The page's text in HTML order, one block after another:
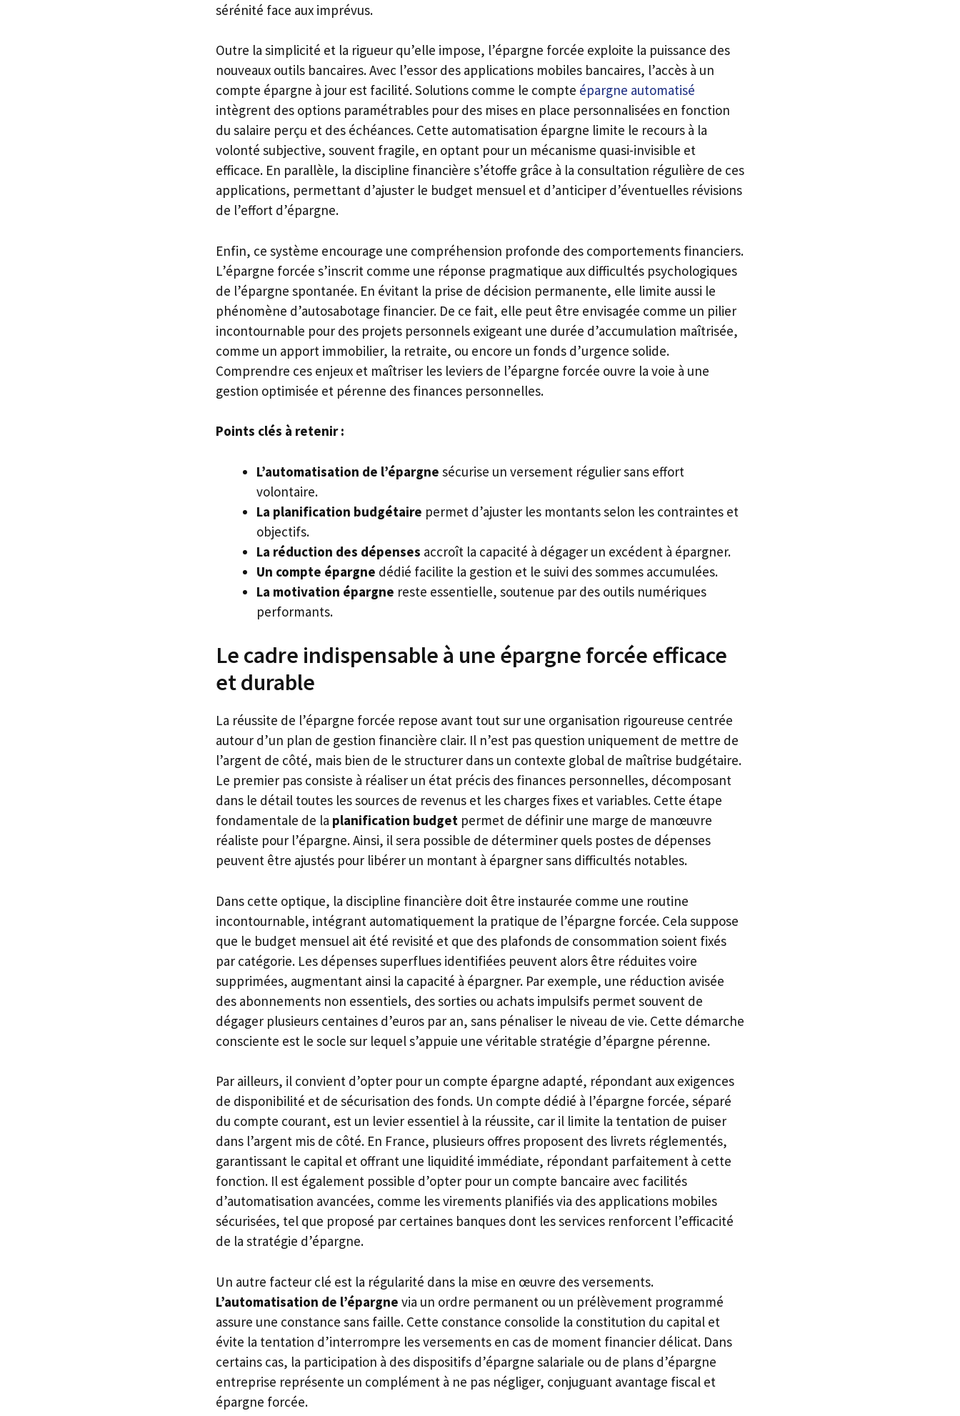
sérénité face aux imprévus.
Outre la simplicité et la rigueur qu’elle impose, l’épargne forcée exploite la puissance des
nouveaux outils bancaires. Avec l’essor des applications mobiles bancaires, l’accès à un
compte épargne à jour est facilité. Solutions comme le compte épargne automatisé
intègrent des options paramétrables pour des mises en place personnalisées en fonction
du salaire perçu et des échéances. Cette automatisation épargne limite le recours à la
volonté subjective, souvent fragile, en optant pour un mécanisme quasi-invisible et
efficace. En parallèle, la discipline financière s’étoffe grâce à la consultation régulière de ces
applications, permettant d’ajuster le budget mensuel et d’anticiper d’éventuelles révisions
de l’effort d’épargne.
Enfin, ce système encourage une compréhension profonde des comportements financiers.
L’épargne forcée s’inscrit comme une réponse pragmatique aux difficultés psychologiques
de l’épargne spontanée. En évitant la prise de décision permanente, elle limite aussi le
phénomène d’autosabotage financier. De ce fait, elle peut être envisagée comme un pilier
incontournable pour des projets personnels exigeant une durée d’accumulation maîtrisée,
comme un apport immobilier, la retraite, ou encore un fonds d’urgence solide.
Comprendre ces enjeux et maîtriser les leviers de l’épargne forcée ouvre la voie à une
gestion optimisée et pérenne des finances personnelles.
Points clés à retenir :
L’automatisation de l’épargne sécurise un versement régulier sans effort
volontaire.
La planification budgétaire permet d’ajuster les montants selon les contraintes et
objectifs.
La réduction des dépenses accroît la capacité à dégager un excédent à épargner.
Un compte épargne dédié facilite la gestion et le suivi des sommes accumulées.
La motivation épargne reste essentielle, soutenue par des outils numériques
performants.
Le cadre indispensable à une épargne forcée efficace
et durable
La réussite de l’épargne forcée repose avant tout sur une organisation rigoureuse centrée
autour d’un plan de gestion financière clair. Il n’est pas question uniquement de mettre de
l’argent de côté, mais bien de le structurer dans un contexte global de maîtrise budgétaire.
Le premier pas consiste à réaliser un état précis des finances personnelles, décomposant
dans le détail toutes les sources de revenus et les charges fixes et variables. Cette étape
fondamentale de la planification budget permet de définir une marge de manœuvre
réaliste pour l’épargne. Ainsi, il sera possible de déterminer quels postes de dépenses
peuvent être ajustés pour libérer un montant à épargner sans difficultés notables.
Dans cette optique, la discipline financière doit être instaurée comme une routine
incontournable, intégrant automatiquement la pratique de l’épargne forcée. Cela suppose
que le budget mensuel ait été revisité et que des plafonds de consommation soient fixés
par catégorie. Les dépenses superflues identifiées peuvent alors être réduites voire
supprimées, augmentant ainsi la capacité à épargner. Par exemple, une réduction avisée
des abonnements non essentiels, des sorties ou achats impulsifs permet souvent de
dégager plusieurs centaines d’euros par an, sans pénaliser le niveau de vie. Cette démarche
consciente est le socle sur lequel s’appuie une véritable stratégie d’épargne pérenne.
Par ailleurs, il convient d’opter pour un compte épargne adapté, répondant aux exigences
de disponibilité et de sécurisation des fonds. Un compte dédié à l’épargne forcée, séparé
du compte courant, est un levier essentiel à la réussite, car il limite la tentation de puiser
dans l’argent mis de côté. En France, plusieurs offres proposent des livrets réglementés,
garantissant le capital et offrant une liquidité immédiate, répondant parfaitement à cette
fonction. Il est également possible d’opter pour un compte bancaire avec facilités
d’automatisation avancées, comme les virements planifiés via des applications mobiles
sécurisées, tel que proposé par certaines banques dont les services renforcent l’efficacité
de la stratégie d’épargne.
Un autre facteur clé est la régularité dans la mise en œuvre des versements.
L’automatisation de l’épargne via un ordre permanent ou un prélèvement programmé
assure une constance sans faille. Cette constance consolide la constitution du capital et
évite la tentation d’interrompre les versements en cas de moment financier délicat. Dans
certains cas, la participation à des dispositifs d’épargne salariale ou de plans d’épargne
entreprise représente un complément à ne pas négliger, conjuguant avantage fiscal et
épargne forcée.